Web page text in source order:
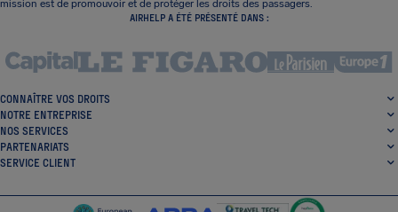
mission est de promouvoir et de protéger les droits des passagers.
AIRHELP A ÉTÉ PRÉSENTÉ DANS :
CONNAÎTRE VOS DROITS
NOTRE ENTREPRISE
NOS SERVICES
PARTENARIATS
SERVICE CLIENT